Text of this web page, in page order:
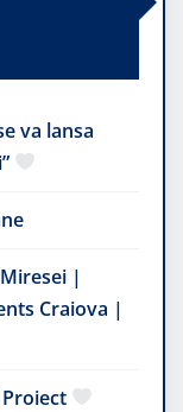
va lansa
|
Craiova |